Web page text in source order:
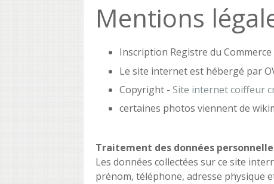
Mentions
Inscription Registre du Commerce
Le site internet est hébergé par
Copyright - Site internet coiffeur
certaines photos viennent de
Traitement des données
Les données collectées sur ce site
prénom, téléphone, adresse physique